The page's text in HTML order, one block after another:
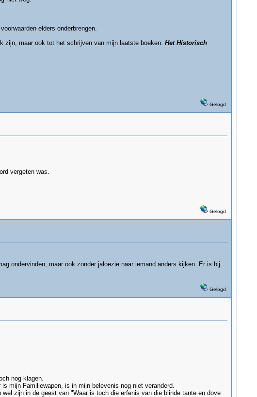
elders onderbrengen.
zijn, maar ook tot het schrijven van mijn laatste boeken: Het Historisch
Gelogd
vergeten was.
Gelogd
ondervinden, maar ook zonder jaloezie naar iemand anders kijken. Er is bij
Gelogd
nog klagen.
mijn Familiewapen, is in mijn belevenis nog niet veranderd.
zijn in de geest van "Waar is toch die erfenis van die blinde tante en dove